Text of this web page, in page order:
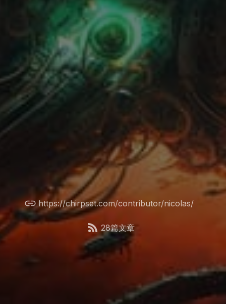
https://chirpset.com/contributor/nicolas/
28篇文章